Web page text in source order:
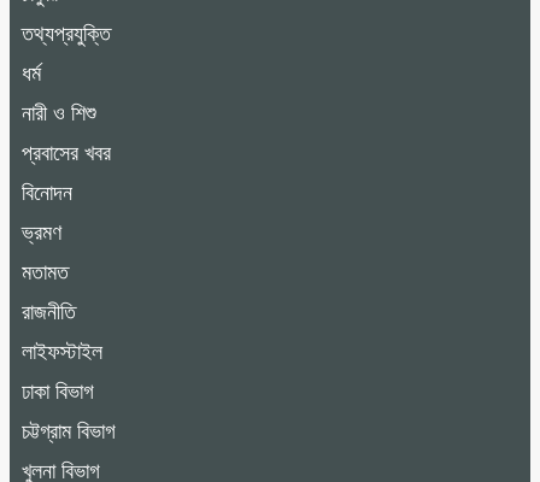
তথ্যপ্রযুক্তি
ধর্ম
নারী ও শিশু
প্রবাসের খবর
বিনোদন
ভ্রমণ
মতামত
রাজনীতি
লাইফস্টাইল
ঢাকা বিভাগ
চট্টগ্রাম বিভাগ
খুলনা বিভাগ